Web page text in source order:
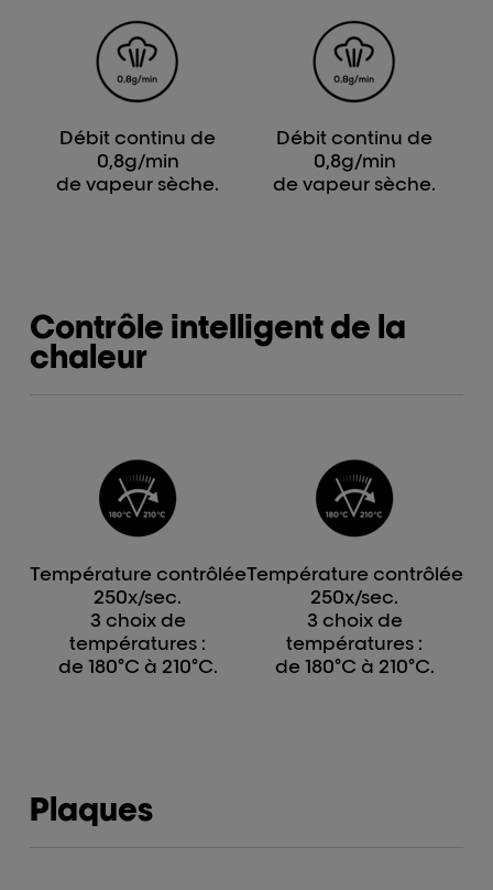
Débit continu de
0,8g/min
de vapeur sèche.
Débit continu de
0,8g/min
de vapeur sèche.
Contrôle intelligent de la
chaleur
Température contrôlée
250x/sec.
3 choix de
températures :
de 180°C à 210°C.
Température contrôlée
250x/sec.
3 choix de
températures :
de 180°C à 210°C.
Plaques